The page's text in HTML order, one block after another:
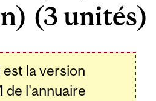
(3 unités)
est la version
de l'annuaire